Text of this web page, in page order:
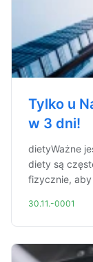
Tylko u
w 3 dni!
dietyWażne
diety są
fizycznie, aby
30.11.-0001